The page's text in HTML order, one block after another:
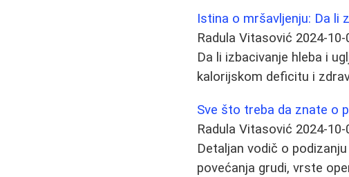
Istina o mršavljenju: Da li
Radula Vitasović 2024-10-
Da li izbacivanje hleba i
kalorijskom deficitu i
Sve što treba da znate o
Radula Vitasović 2024-10-
Detaljan vodič o
povećanja grudi, vrste